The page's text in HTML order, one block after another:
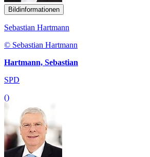
Bildinformationen
Sebastian Hartmann
© Sebastian Hartmann
Hartmann, Sebastian
SPD
()